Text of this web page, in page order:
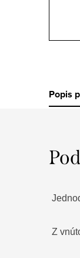
Popis
Z